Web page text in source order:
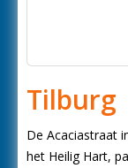
Tilburg
De Acaciastraat
het Heilig Hart,